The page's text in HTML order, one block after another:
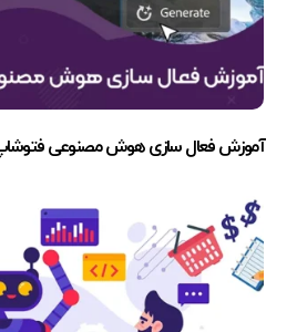
آموزش فعال سازی هوش مصنوعی